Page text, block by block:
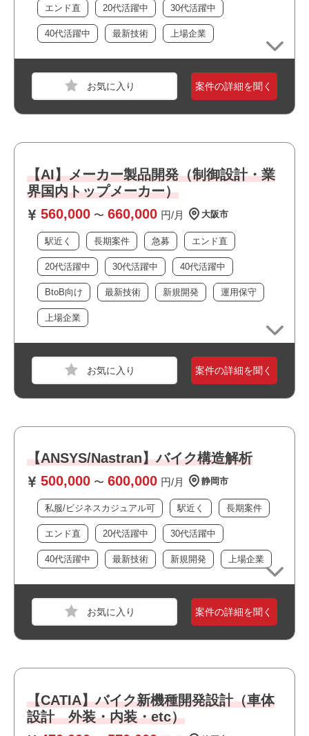
エンド直 20代活躍中 30代活躍中
40代活躍中 最新技術 上場企業
案件の詳細を聞く
【AI】メーカー製品開発（制御設計・業
界国内トップメーカー）
560,000 〜 660,000 円/月 大阪市
駅近く 長期案件 急募 エンド直
20代活躍中 30代活躍中 40代活躍中
BtoB向け 最新技術 新規開発 運用保守
上場企業
・Python、C++などの言語を用いた開発・運用経験
・製品制御や組み込み開発の経験
・JavaScriptやMySQLなどを用いたフロント開発の経験
おすすめポイント
案件の詳細を聞く
【ANSYS/Nastran】バイク構造解析
500,000 〜 600,000 円/月 静岡市
私服/ビジネスカジュアル可 駅近く 長期案件
エンド直 20代活躍中 30代活躍中
40代活躍中 最新技術 新規開発 上場企業
業界
電機・精密機械
スキル
Word,Excel
必須スキル
・ANSYS、Nastoranを使用した構造解析経験
・CATIAを使用したモデリング（NX、Solidworksもスキル
次第で可）
おすすめポイント
案件の詳細を聞く
【CATIA】バイク新機種開発設計（車体
設計 外装・内装・etc）
業界
電機・精密機械
スキル
PowerPoint,Word,Excel
必須スキル
・CATIAでの設計実務経験
・CATIAでの簡易解析経験
・AutoCAD
・図面作成
業界
電機・精密機械
スキル
Word,Excel
必須スキル